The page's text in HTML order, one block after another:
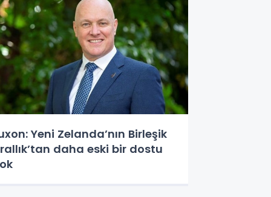
Yeni Zelanda’nın Birleşik
daha eski bir dostu